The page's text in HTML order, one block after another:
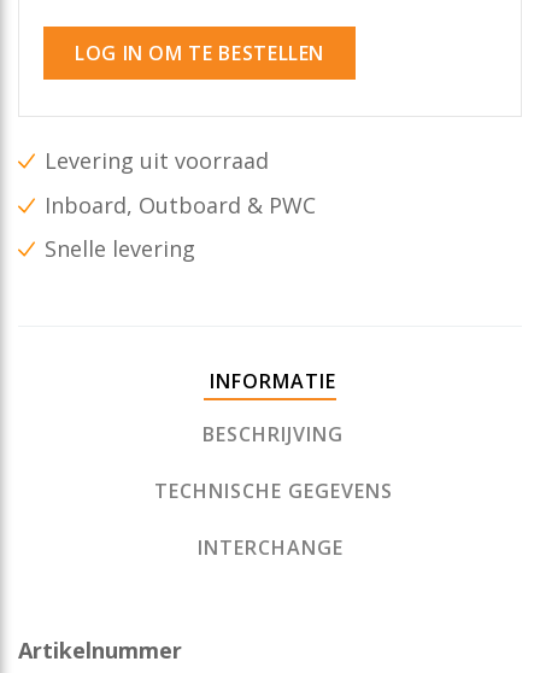
LOG IN OM TE BESTELLEN
Levering uit voorraad
Inboard, Outboard & PWC
Snelle levering
INFORMATIE
BESCHRIJVING
TECHNISCHE GEGEVENS
INTERCHANGE
Artikelnummer